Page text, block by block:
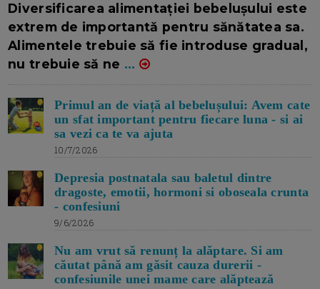
Diversificarea alimentației bebelușului este
extrem de importantă pentru sănătatea sa.
Alimentele trebuie să fie introduse gradual,
nu trebuie să ne ...
Primul an de viață al bebelușului: Avem cate
un sfat important pentru fiecare luna - si ai
sa vezi ca te va ajuta
10/7/2026
Depresia postnatala sau baletul dintre
dragoste, emotii, hormoni si oboseala crunta
- confesiuni
9/6/2026
Nu am vrut să renunț la alăptare. Si am
căutat până am găsit cauza durerii -
confesiunile unei mame care alăptează